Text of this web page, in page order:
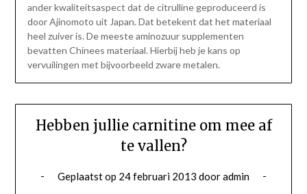
ander kwaliteitsaspect dat de citrulline geproduceerd is
door Ajinomoto uit Japan. Dat betekent dat het materiaal
heel zuiver is. De meeste aminozuur supplementen
bevatten Chinees materiaal. Hierbij heb je kans op
vervuilingen met bijvoorbeeld zware metalen.
Hebben jullie carnitine om mee af
te vallen?
Geplaatst op 24 februari 2013 dooradmin